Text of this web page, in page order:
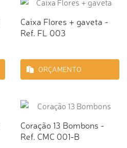
Caixa Flores + gaveta -
Ref. FL 003
ORÇAMENTO
Coração 13 Bombons -
Ref. CMC 001-B